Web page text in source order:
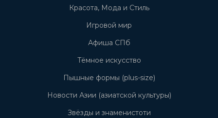
Красота, Мода и Стиль
Игровой мир
Афиша СПб
Тёмное искусство
Пышные формы (plus-size)
Новости Азии (азиатской культуры)
Звёзды и знаменистоти